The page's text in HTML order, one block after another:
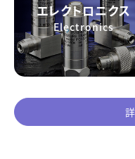
エレクトロニクス
Electronics